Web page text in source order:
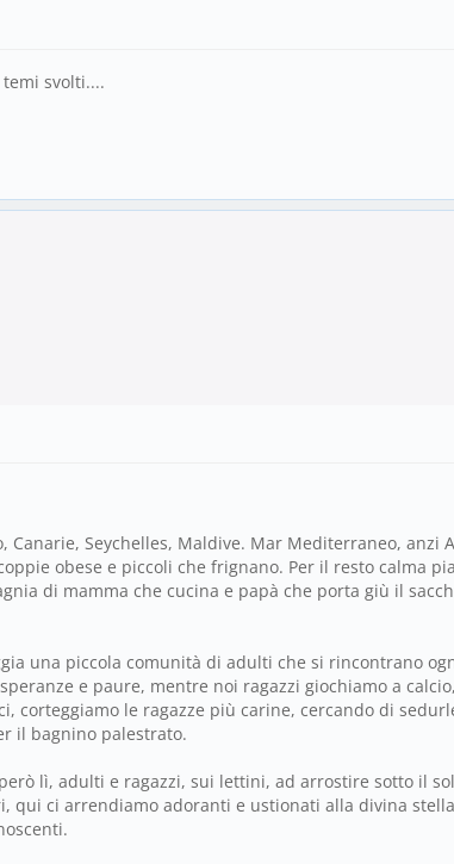
svolti....
Canarie, Seychelles, Maldive. Mar Mediterraneo,
obese e piccoli che frignano. Per il resto calma
di mamma che cucina e papà che porta giù il
una piccola comunità di adulti che si rincontrano
e paure, mentre noi ragazzi giochiamo a
corteggiamo le ragazze più carine, cercando di
il bagnino palestrato.
lì, adulti e ragazzi, sui lettini, ad arrostire sotto il
qui ci arrendiamo adoranti e ustionati alla divina